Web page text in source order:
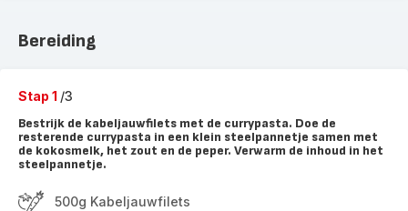
Bereiding
Stap 1 /3
Bestrijk de kabeljauwfilets met de currypasta. Doe de
resterende currypasta in een klein steelpannetje samen met
de kokosmelk, het zout en de peper. Verwarm de inhoud in het
steelpannetje.
500g Kabeljauwfilets